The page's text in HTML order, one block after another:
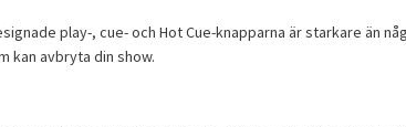
play-, cue- och Hot Cue-knapparna är starkare än
kan avbryta din show.